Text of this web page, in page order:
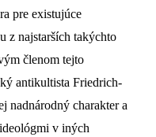
pre existujúce
z najstarších takýchto
členom tejto
antikultista Friedrich-
nadnárodný charakter a
v iných